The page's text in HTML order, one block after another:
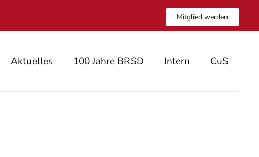
Mitglied werden
Aktuelles 100 Jahre BRSD Intern CuS